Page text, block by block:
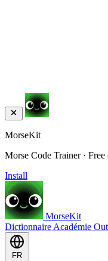
MorseKit
Morse Code Trainer ·
Install
MorseKit
Dictionnaire Académie